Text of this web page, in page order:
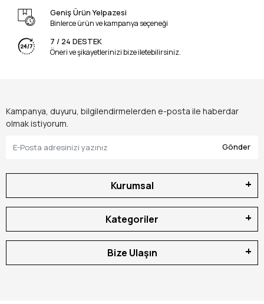
Geniş Ürün Yelpazesi
Binlerce ürün ve kampanya seçeneği
7 / 24 DESTEK
Öneri ve şikayetlerinizi bize iletebilirsiniz.
Kampanya, duyuru, bilgilendirmelerden e-posta ile haberdar
olmak istiyorum.
Gönder
Kurumsal
Kategoriler
Bize Ulaşın